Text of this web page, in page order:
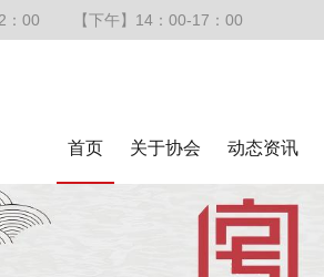
：00 【下午】14：00-17：00
首页 关于协会 动态资讯